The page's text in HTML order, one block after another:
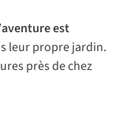
aventure est
leur propre jardin.
près de chez